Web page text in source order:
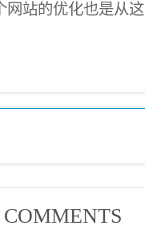
网站的优化也是从
COMMENTS